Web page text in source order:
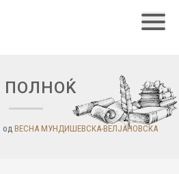
ПОЛНОЌ
од ВЕСНА МУНДИШЕВСКА-ВЕЛЈАНОВСКА